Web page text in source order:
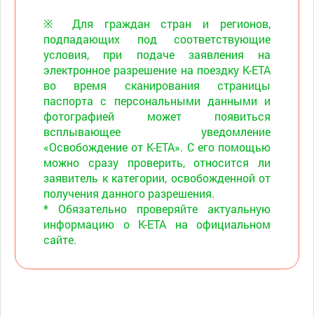
※ Для граждан стран и регионов,
подпадающих под соответствующие
условия, при подаче заявления на
электронное разрешение на поездку K-ETA
во время сканирования страницы
паспорта с персональными данными и
фотографией может появиться
всплывающее уведомление
«Освобождение от K-ETA». С его помощью
можно сразу проверить, относится ли
заявитель к категории, освобожденной от
получения данного разрешения.
* Обязательно проверяйте актуальную
информацию о K-ETA на официальном
сайте.